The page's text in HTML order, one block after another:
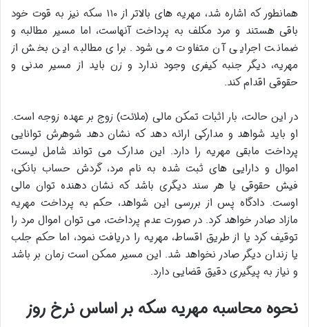
همانطور که اشاره شد، مهریه های بالاتر از ۱۱۰ سکه نیز به قوت خود
باقی هستند و مرد مکلف به پرداخت آنهاست، اما مسیر مطالبه و
ضمانت اجرایی آن متفاوت می شود. برای مطالبه این بخش از
مهریه، دیگر جنبه کیفری وجود ندارد و زن باید از مسیر مدنی و
حقوقی اقدام کند.
در این حالت، بار اثبات تمکن مالی (ملائت) زوج بر عهده زوجه است.
او باید شواهد و مدارکی ارائه دهد که نشان دهد شوهرش توانایی
پرداخت مابقی مهریه را دارد. این مدارک می تواند شامل لیست
اموال و دارایی های ثبت شده به نام مرد، گردش حساب بانکی،
فیش حقوقی یا هر سند دیگری باشد که نشان دهنده توان مالی
اوست. دادگاه پس از بررسی این شواهد، حکم به پرداخت مهریه
مازاد صادر خواهد کرد. در صورت عدم پرداخت، می توان اموال مرد را
توقیف کرد یا از طریق اقساط، مهریه را دریافت نمود، اما حکم جلب
یا زندان دیگر صادر نخواهد شد. این مسیر ممکن است زمان بر باشد
و نیاز به پیگیری دقیق قضایی دارد.
نحوه محاسبه مهریه سکه بر اساس نرخ روز